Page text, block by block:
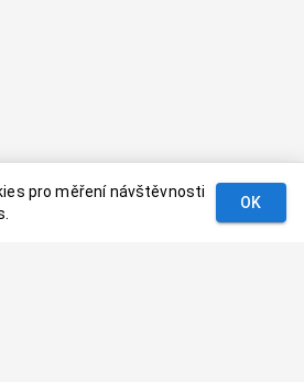
pro měření návštěvnosti
OK